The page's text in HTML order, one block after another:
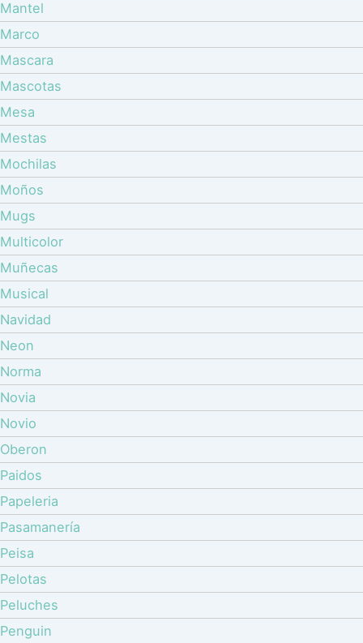
Mantel
Marco
Mascara
Mascotas
Mesa
Mestas
Mochilas
Moños
Mugs
Multicolor
Muñecas
Musical
Navidad
Neon
Norma
Novia
Novio
Oberon
Paidos
Papeleria
Pasamanería
Peisa
Pelotas
Peluches
Penguin